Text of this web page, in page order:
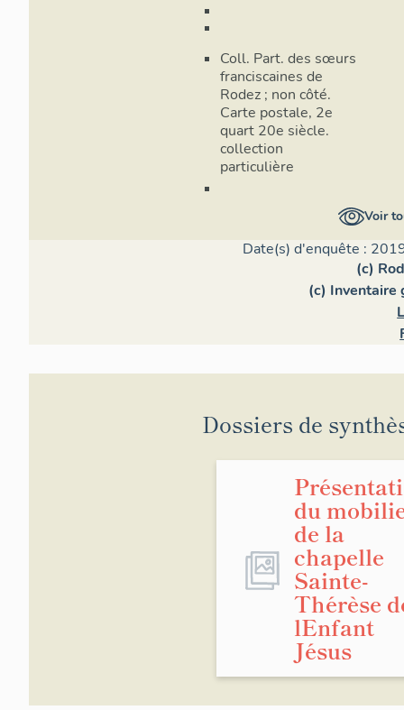
Coll. Part. des sœurs
franciscaines de
Rodez ; non côté.
Carte postale, 2e
quart 20e siècle.
collection
particulière
Voir
Date(s) d'enquête :
(c)
(c) Inventaire
Dossiers de
du
de la
chapelle
Sainte-
Thérèse
lEnfant
Jésus